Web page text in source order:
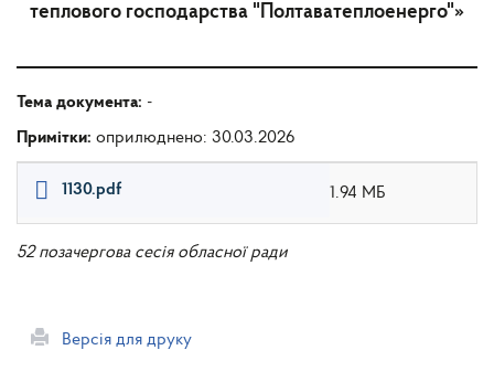
теплового господарства "Полтаватеплоенерго"»
Тема документа: -
Примітки: оприлюднено: 30.03.2026
1130.pdf 1.94 МБ
52 позачергова сесія обласної ради
Версія для друку